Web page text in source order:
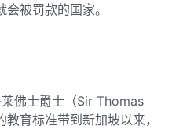
被罚款的国家。
佛士爵士（Sir Thomas
育标准带到新加坡以来，